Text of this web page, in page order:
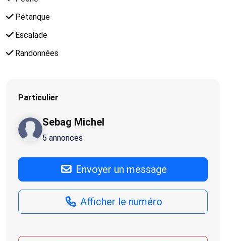
Pétanque
Escalade
Randonnées
Particulier
Sebag Michel
5 annonces
Envoyer un message
Afficher le numéro